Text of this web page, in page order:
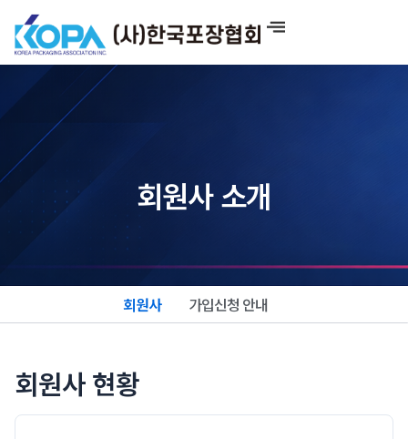
너
회원사 소개
회원사 가입신청 안내
회원사 현황